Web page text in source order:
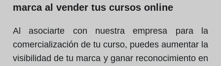
marca al vender tus cursos online
Al asociarte con nuestra empresa para la
comercialización de tu curso, puedes aumentar la
visibilidad de tu marca y ganar reconocimiento en